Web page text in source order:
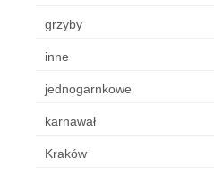
grzyby
inne
jednogarnkowe
karnawał
Kraków